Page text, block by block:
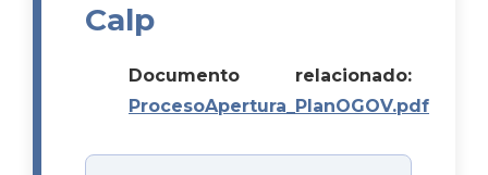
Calp
Documento relacionado:
ProcesoApertura_PlanOGOV.pdf